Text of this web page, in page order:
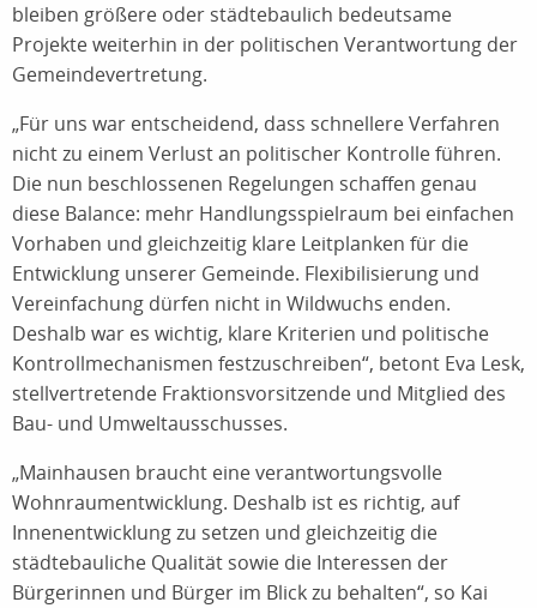
bleiben größere oder städtebaulich bedeutsame
Projekte weiterhin in der politischen Verantwortung der
Gemeindevertretung.
„Für uns war entscheidend, dass schnellere Verfahren
nicht zu einem Verlust an politischer Kontrolle führen.
Die nun beschlossenen Regelungen schaffen genau
diese Balance: mehr Handlungsspielraum bei einfachen
Vorhaben und gleichzeitig klare Leitplanken für die
Entwicklung unserer Gemeinde. Flexibilisierung und
Vereinfachung dürfen nicht in Wildwuchs enden.
Deshalb war es wichtig, klare Kriterien und politische
Kontrollmechanismen festzuschreiben“, betont Eva Lesk,
stellvertretende Fraktionsvorsitzende und Mitglied des
Bau- und Umweltausschusses.
„Mainhausen braucht eine verantwortungsvolle
Wohnraumentwicklung. Deshalb ist es richtig, auf
Innenentwicklung zu setzen und gleichzeitig die
städtebauliche Qualität sowie die Interessen der
Bürgerinnen und Bürger im Blick zu behalten“, so Kai